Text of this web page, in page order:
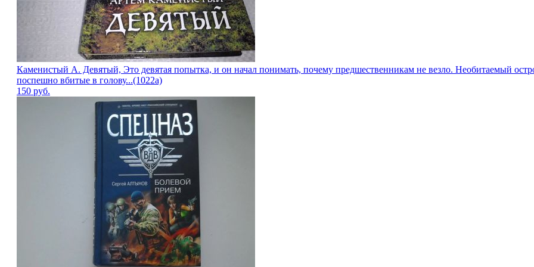
Каменистый А. Девятый, Это девятая попытка, и он начал понимать, почему предшественникам не везло. Необитаемый
поспешно вбитые в голову...(1022а)
150 руб.